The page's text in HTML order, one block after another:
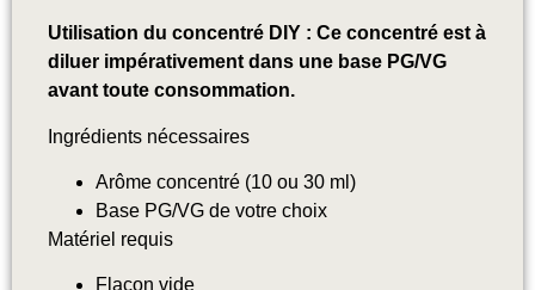
Utilisation du concentré DIY : Ce concentré est à
diluer impérativement dans une base PG/VG
avant toute consommation.
Ingrédients nécessaires
Arôme concentré (10 ou 30 ml)
Base PG/VG de votre choix
Matériel requis
Flacon vide